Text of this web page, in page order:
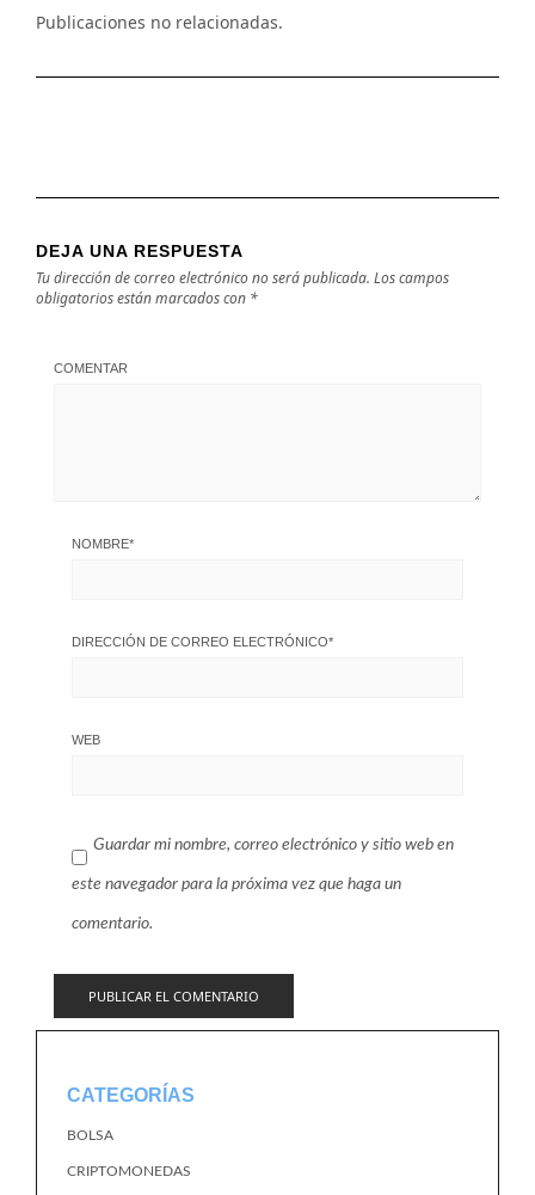
Publicaciones no relacionadas.
DEJA UNA RESPUESTA
Tu dirección de correo electrónico no será publicada. Los campos
obligatorios están marcados con *
COMENTAR
NOMBRE*
DIRECCIÓN DE CORREO ELECTRÓNICO*
WEB
Guardar mi nombre, correo electrónico y sitio web en
este navegador para la próxima vez que haga un
comentario.
CATEGORÍAS
BOLSA
CRIPTOMONEDAS